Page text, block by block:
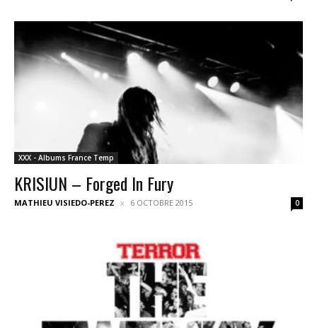
XXX - Albums France Temp
KRISIUN – Forged In Fury
MATHIEU VISIEDO-PEREZ 6 OCTOBRE 2015 0